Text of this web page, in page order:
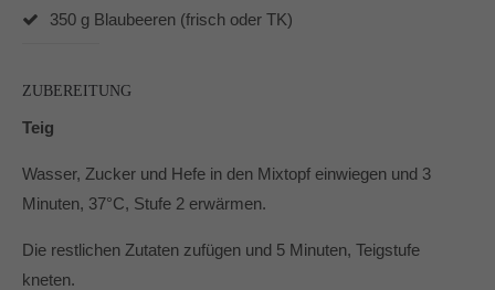
350 g Blaubeeren (frisch oder TK)
ZUBEREITUNG
Teig
Wasser, Zucker und Hefe in den Mixtopf einwiegen und 3
Minuten, 37°C, Stufe 2 erwärmen.
Die restlichen Zutaten zufügen und 5 Minuten, Teigstufe
kneten.